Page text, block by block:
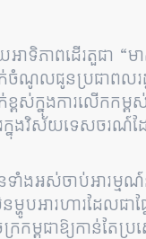
ាទិភាពដើរតួជា “
ប្រាក់ចំណូលជូនប្រជ
ខ្ពស់ក្នុងការលើកក
ក្នុងវិស័យទេសចរណ៍ដ
ាំងអស់ចាប់អារម្ម
បអារហារដែលជា
កម្ពុជាឱ្យកាន់តែប្រ